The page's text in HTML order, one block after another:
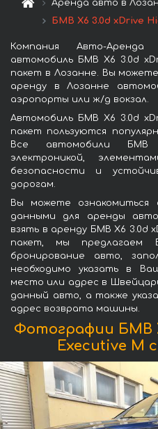
Аренда авто в
БМВ X6 3.0d xDrive
Компания Авто-
автомобиль БМВ X6 3.0d
пакет в Лозанне. Вы
аренду в Лозанне
аэропорты или ж/д вокзал.
Автомобиль БМВ X6 3.0d
пакет пользуются
Все автомобили БМВ
электроникой,
безопасности и
дорогам.
Вы можете ознакомиться
данными для аренды
взять в аренду БМВ X6 3.0d
пакет, мы предлагаем
бронирование авто,
необходимо указать в
место или адрес в
данный авто, а также
адрес возврата машины.
Фотографии БМВ
Executive M